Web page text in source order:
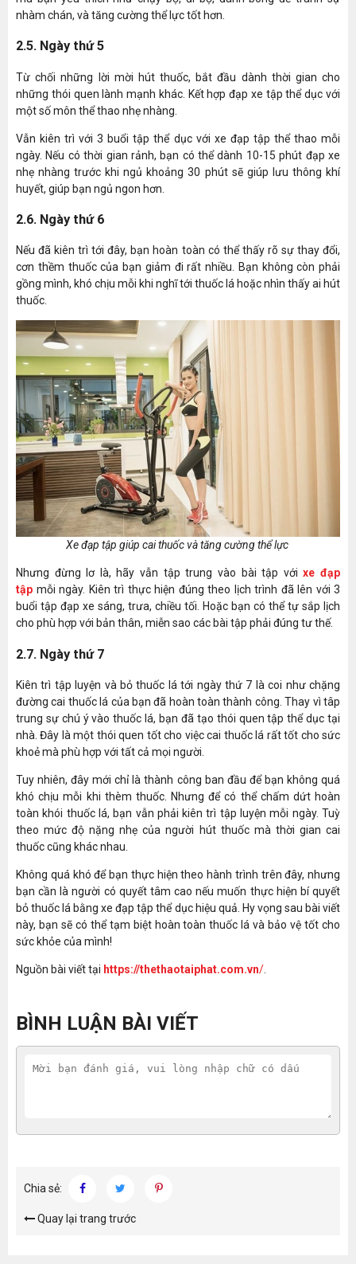
nhàm chán, và tăng cường thể lực tốt hơn.
2.5. Ngày thứ 5
Từ chối những lời mời hút thuốc, bắt đầu dành thời gian cho
những thói quen lành mạnh khác. Kết hợp đạp xe tập thể dục với
một số môn thể thao nhẹ nhàng.
Vẫn kiên trì với 3 buổi tập thể dục với xe đạp tập thể thao mỗi
ngày. Nếu có thời gian rảnh, bạn có thể dành 10-15 phút đạp xe
nhẹ nhàng trước khi ngủ khoảng 30 phút sẽ giúp lưu thông khí
huyết, giúp bạn ngủ ngon hơn.
2.6. Ngày thứ 6
Nếu đã kiên trì tới đây, bạn hoàn toàn có thể thấy rõ sự thay đổi,
cơn thềm thuốc của bạn giảm đi rất nhiều. Bạn không còn phải
gồng mình, khó chịu mỗi khi nghĩ tới thuốc lá hoặc nhìn thấy ai hút
thuốc.
Xe đạp tập giúp cai thuốc và tăng cường thể lực
Nhưng đừng lơ là, hãy vẫn tập trung vào bài tập vớixe đạp
tập mỗi ngày. Kiên trì thực hiện đúng theo lịch trình đã lên với 3
buổi tập đạp xe sáng, trưa, chiều tối. Hoặc bạn có thể tự sắp lịch
cho phù hợp với bản thân, miễn sao các bài tập phải đúng tư thế.
2.7. Ngày thứ 7
Kiên trì tập luyện và bỏ thuốc lá tới ngày thứ 7 là coi như chặng
đường cai thuốc lá của bạn đã hoàn toàn thành công. Thay vì tâp
trung sự chú ý vào thuốc lá, bạn đã tạo thói quen tập thể dục tại
nhà. Đây là một thói quen tốt cho việc cai thuốc lá rất tốt cho sức
khoẻ mà phù hợp với tất cả mọi người.
Tuy nhiên, đây mới chỉ là thành công ban đầu để bạn không quá
khó chịu mỗi khi thèm thuốc. Nhưng để có thể chấm dứt hoàn
toàn khói thuốc lá, bạn vẫn phải kiên trì tập luyện mỗi ngày. Tuỳ
theo mức độ nặng nhẹ của người hút thuốc mà thời gian cai
thuốc cũng khác nhau.
Không quá khó để bạn thực hiện theo hành trình trên đây, nhưng
bạn cần là người có quyết tâm cao nếu muốn thực hiện bí quyết
bỏ thuốc lá bằng xe đạp tập thể dục hiệu quả. Hy vọng sau bài viết
này, bạn sẽ có thể tạm biệt hoàn toàn thuốc lá và bảo vệ tốt cho
sức khỏe của mình!
Nguồn bài viết tại https://thethaotaiphat.com.vn/
BÌNH LUẬN BÀI VIẾT
Chia sẻ:
Quay lại trang trước